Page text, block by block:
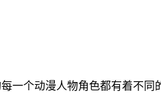
一个动漫人物角色都有着不